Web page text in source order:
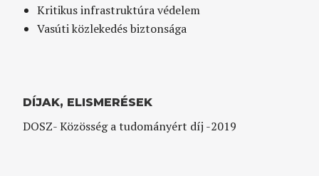
Kritikus infrastruktúra védelem
Vasúti közlekedés biztonsága
DÍJAK, ELISMERÉSEK
DOSZ- Közösség a tudományért díj -2019